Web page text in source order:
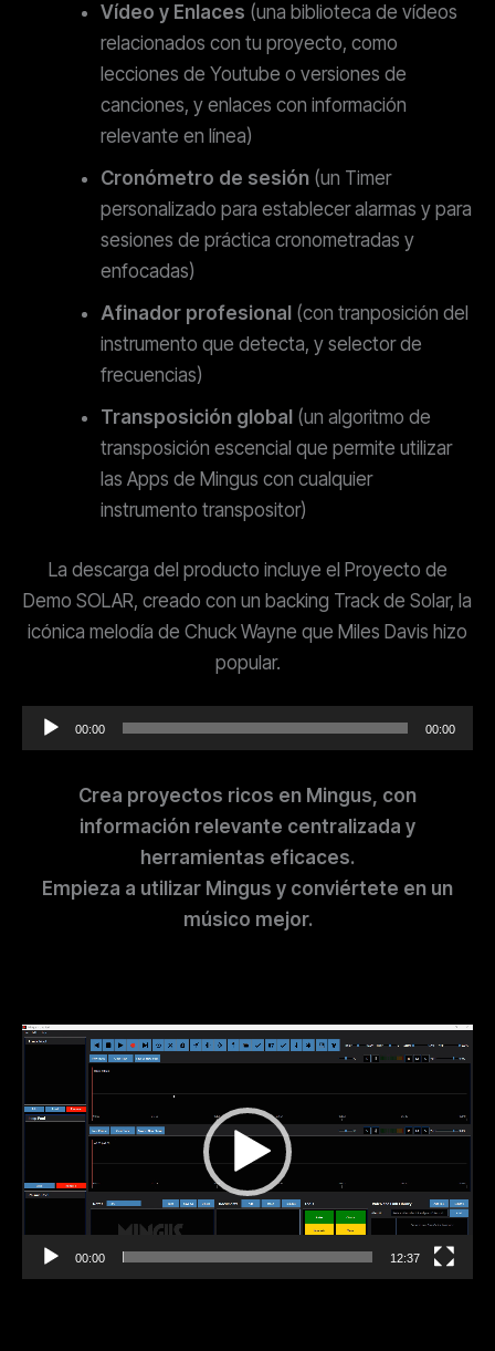
Vídeo y Enlaces (una biblioteca de vídeos
relacionados con tu proyecto, como
lecciones de Youtube o versiones de
canciones, y enlaces con información
relevante en línea)
Cronómetro de sesión (un Timer
personalizado para establecer alarmas y para
sesiones de práctica cronometradas y
enfocadas)
Afinador profesional (con tranposición del
instrumento que detecta, y selector de
frecuencias)
Transposición global (un algoritmo de
transposición escencial que permite utilizar
las Apps de Mingus con cualquier
instrumento transpositor)
La descarga del producto incluye el Proyecto de
Demo SOLAR, creado con un backing Track de Solar, la
icónica melodía de Chuck Wayne que Miles Davis hizo
popular.
Reproductor
de
00:00 00:00
Crea proyectos ricos en Mingus, con
información relevante centralizada y
herramientas eficaces.
Empieza a utilizar Mingus y conviértete en un
músico mejor.
Reproductor
vídeo
00:00 12:37